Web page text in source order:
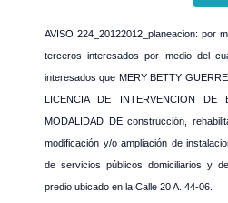
AVISO 224_20122012_planeacion: por
terceros interesados por medio del
interesados que MERY BETTY
LICENCIA DE INTERVENCION DE
MODALIDAD DE construcción,
modificación y/o ampliación de
de servicios públicos domiciliarios y
predio ubicado en la Calle 20 A. 44-06.